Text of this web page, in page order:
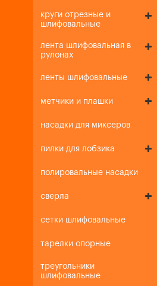
круги отрезные и
шлифовальные
лента шлифовальная в
рулонах
ленты шлифовальные
метчики и плашки
насадки для миксеров
пилки для лобзика
полировальные насадки
сверла
сетки шлифовальные
тарелки опорные
треугольники
шлифовальные